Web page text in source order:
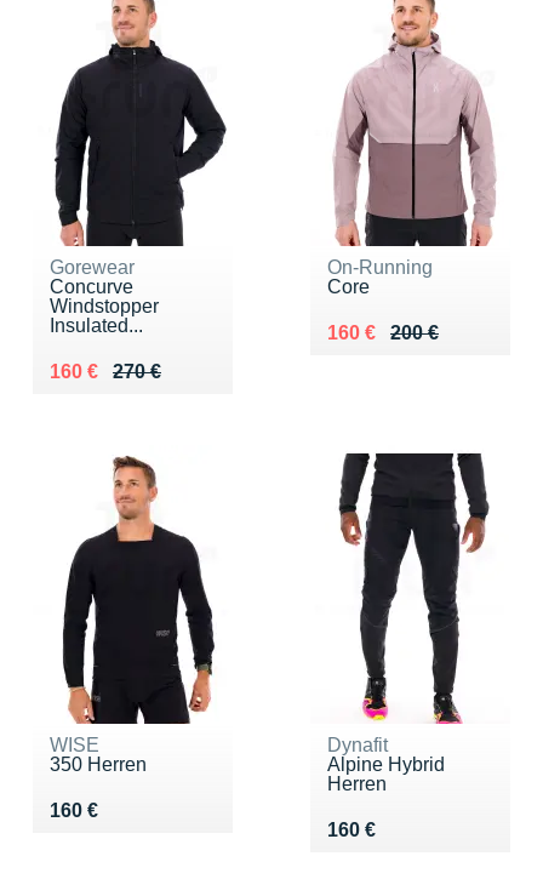
Gorewear
Concurve
Windstopper
Insulated...
270 €
Au lieu de 270 €
160 €
Vendu 160 €
On-Running
Core
200 €
Au lieu de 200 €
160 €
Vendu 160 €
WISE
350 Herren
160 €
Vendu 160 €
Dynafit
Alpine Hybrid
Herren
160 €
Vendu 160 €